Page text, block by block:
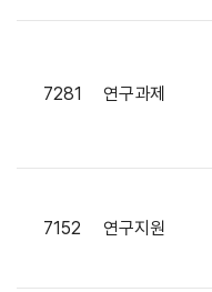
7281 연구과제
7152 연구지원